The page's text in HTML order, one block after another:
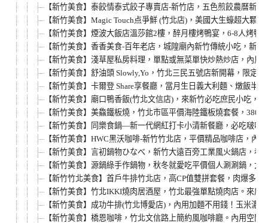
【新竹美食】泰餃情泰式餃子專賣店-新竹店，五色煎餃農曆新
【新竹美食】Magic Touch点爭鮮 (竹北店)，美國大生蠔超大
【新竹美食】煙波大飯店溫莎館2樓，醉月樓烤鴨宴，6-8人烤
【新竹美食】香香美食-百年老店，城隍廟內新竹傳統小吃，新
【新竹美食】淺草屋私房料理，單點或無菜單快炒熱炒店，內
【新竹美食】舒油頭 Slowly,Yo，竹北三民五號店新開幕，限
【新竹美食】卡爾登 Share享餐廳，當月生日義大利麵、燉飯
【新竹美食】廟口鴨香飯(竹北文信店)，來新竹必吃庶民小吃
【新竹美食】美鱻鐵板燒，竹北市區平價海陸鐵板燒套餐，
【新竹美食】同樂食鍋—新一代網紅打卡小清新餐廳，必吃啵
【新竹美食】HWC黑沃咖啡-新竹竹北店，平價精品咖啡店，
【新竹美食】言初鍋物ひなべ，新竹大遠百旁工業風火鍋店，
【新竹美食】源鍋綠手作鍋物，秋冬就愛吃平價個人涮涮鍋，
【新竹竹北美食】首戶牛排竹北店，高CP值雙拼套餐，肉爆多
【新竹美食】竹北IKKI燒肉居酒屋，竹北最強單點燒肉店。來
【新竹美食】成功牛排(竹北博愛店)，內用加麵不用錢！玉米
【新竹美食】橋恩咖啡，竹北文信路上簡約風咖啡廳。內用空